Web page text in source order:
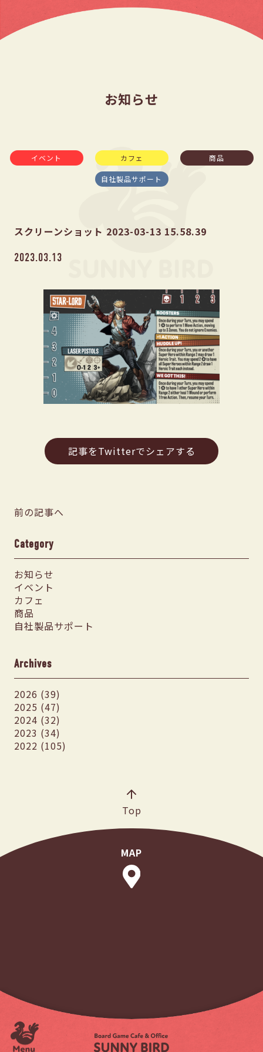
お知らせ
イベント カフェ 商品
自社製品サポート
スクリーンショット 2023-03-13 15.58.39
2023.03.13
記事をTwitterでシェアする
前の記事へ
Category
お知らせ
イベント
カフェ
商品
自社製品サポート
Archives
2026 (39)
2025 (47)
2024 (32)
2023 (34)
2022 (105)
Top
MAP